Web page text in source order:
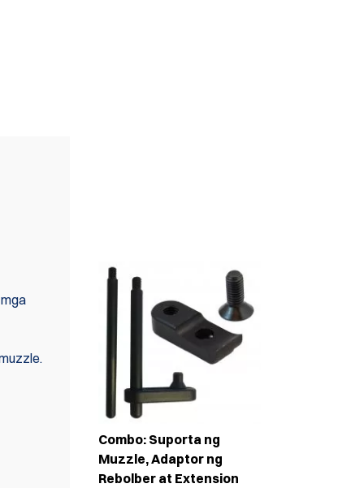
Combo: Suporta ng
Muzzle, Adaptor ng
Rebolber at Extension